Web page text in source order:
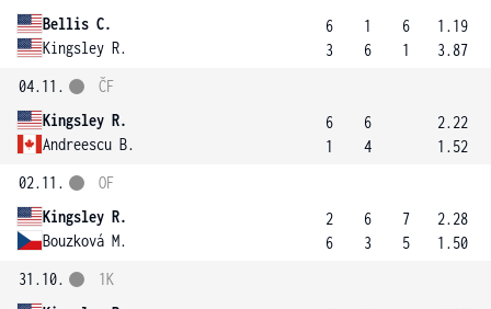
Bellis C.
Kingsley R.
6
3
1
6
6
1
1.19
3.87
04.11.
Kingsley R.
Andreescu B.
ČF
6
1
6
4
2.22
1.52
02.11.
Kingsley R.
Bouzková M.
OF
2
6
6
3
7
5
2.28
1.50
31.10.
1K